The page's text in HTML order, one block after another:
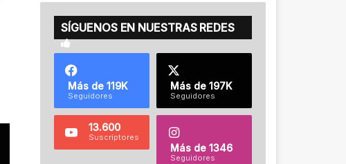
SÍGUENOS EN NUESTRAS REDES
Más de 119K
Seguidores
Más de 197K
Seguidores
13.600
Suscriptores
Más de 1346
Seguidores